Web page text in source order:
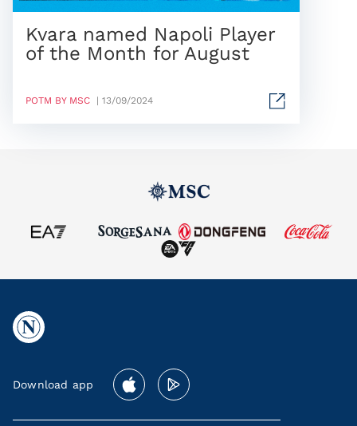
Kvara named Napoli Player
of the Month for August
POTM BY MSC | 13/09/2024
Download app